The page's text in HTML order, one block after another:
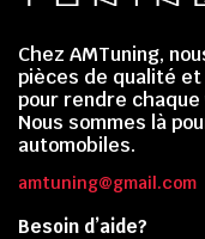
Chez AMTuning,
pièces de qualité
pour rendre
Nous sommes là
automobiles.
amtuning@gmail.com
Besoin d’aide?